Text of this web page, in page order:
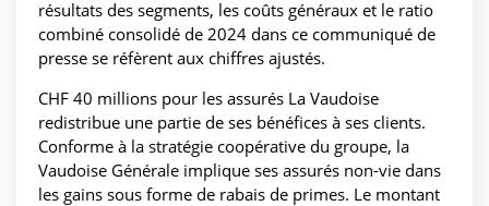
résultats des segments, les coûts généraux et le ratio
combiné consolidé de 2024 dans ce communiqué de
presse se réfèrent aux chiffres ajustés.
CHF 40 millions pour les assurés La Vaudoise
redistribue une partie de ses bénéfices à ses clients.
Conforme à la stratégie coopérative du groupe, la
Vaudoise Générale implique ses assurés non-vie dans
les gains sous forme de rabais de primes. Le montant